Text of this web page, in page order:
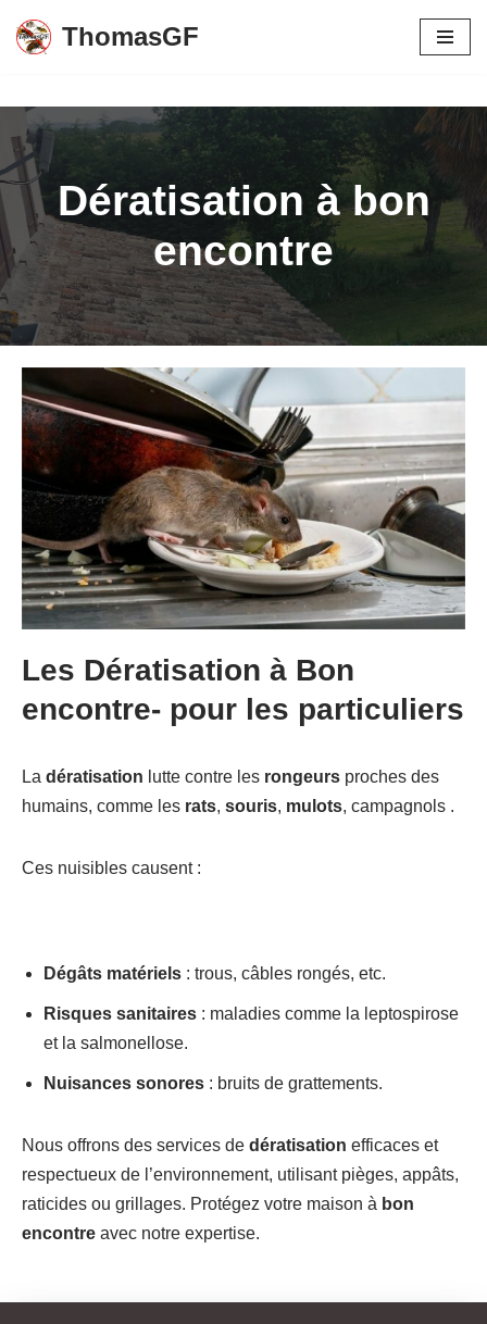
Aller
contenu
ThomasGF
Dératisation à bon
encontre
Les Dératisation à Bon
encontre- pour les particuliers
La dératisation lutte contre les rongeurs proches des
humains, comme les rats, souris, mulots, campagnols .
Ces nuisibles causent :
Dégâts matériels : trous, câbles rongés, etc.
Risques sanitaires : maladies comme la leptospirose
et la salmonellose.
Nuisances sonores : bruits de grattements.
Nous offrons des services de dératisation efficaces et
respectueux de l’environnement, utilisant pièges, appâts,
raticides ou grillages. Protégez votre maison à bon
encontre avec notre expertise.